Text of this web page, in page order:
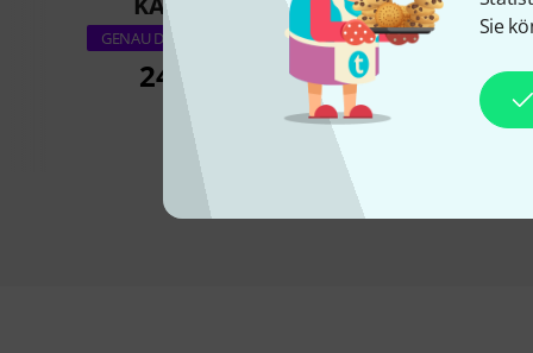
Sie
GENAU DIESES PRODUKT
24,90 €
AMA Verlag
Secrets
29,90 €